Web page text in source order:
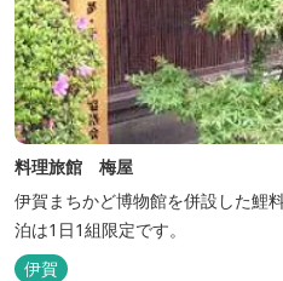
料理旅館 梅屋
伊賀まちかど博物館を併設した鯉
泊は1日1組限定です。
伊賀